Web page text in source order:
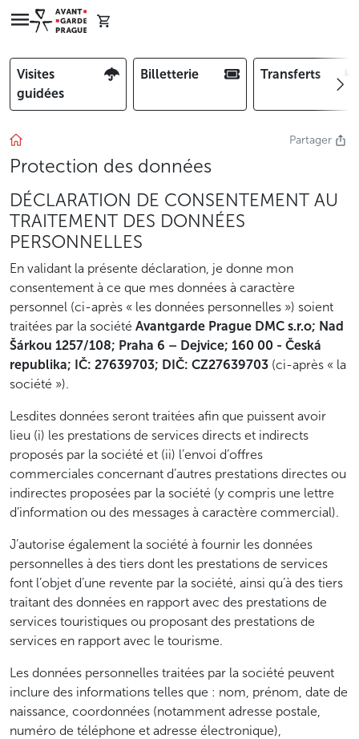
Visites
guidées
Billetterie Transferts
Partager
Protection des données
DÉCLARATION DE CONSENTEMENT AU
TRAITEMENT DES DONNÉES
PERSONNELLES
En validant la présente déclaration, je donne mon
consentement à ce que mes données à caractère
personnel (ci-après « les données personnelles ») soient
traitées par la société Avantgarde Prague DMC s.r.o; Nad
Šárkou 1257/108; Praha 6 – Dejvice; 160 00 - Česká
republika; IČ: 27639703; DIČ: CZ27639703 (ci-après « la
société »).
Lesdites données seront traitées afin que puissent avoir
lieu (i) les prestations de services directs et indirects
proposés par la société et (ii) l’envoi d’offres
commerciales concernant d’autres prestations directes ou
indirectes proposées par la société (y compris une lettre
d’information ou des messages à caractère commercial).
J’autorise également la société à fournir les données
personnelles à des tiers dont les prestations de services
font l’objet d’une revente par la société, ainsi qu’à des tiers
traitant des données en rapport avec des prestations de
services touristiques ou proposant des prestations de
services en rapport avec le tourisme.
Les données personnelles traitées par la société peuvent
inclure des informations telles que : nom, prénom, date de
naissance, coordonnées (notamment adresse postale,
numéro de téléphone et adresse électronique),